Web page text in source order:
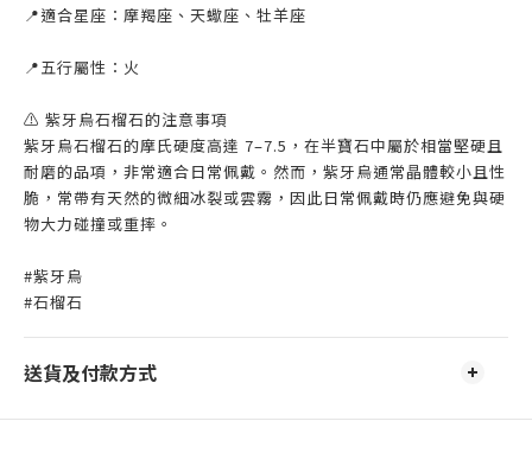
📍適合星座：摩羯座、天蠍座、牡羊座
📍五行屬性：火
⚠️ 紫牙烏石榴石的注意事項
紫牙烏石榴石的摩氏硬度高達 7–7.5，在半寶石中屬於相當堅硬且
耐磨的品項，非常適合日常佩戴。然而，紫牙烏通常晶體較小且性
脆，常帶有天然的微細冰裂或雲霧，因此日常佩戴時仍應避免與硬
物大力碰撞或重摔。
#紫牙烏
#石榴石
送貨及付款方式